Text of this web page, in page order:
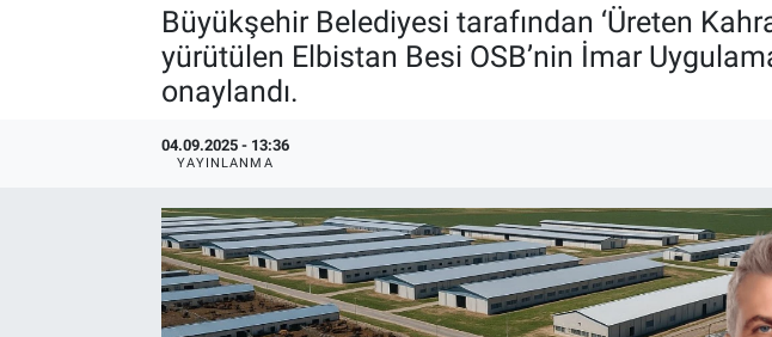
Büyükşehir Belediyesi tarafından ‘Üreten
yürütülen Elbistan Besi OSB’nin İmar
onaylandı.
04.09.2025 - 13:36
YAYINLANMA
Kültür Sanat
İstanbul Trafik Yoğunluk Haritası
Süper Lig Puan Durumu ve Fikstür
Tüm Manşetler
Son Dakika Haberleri
Haber Arşivi